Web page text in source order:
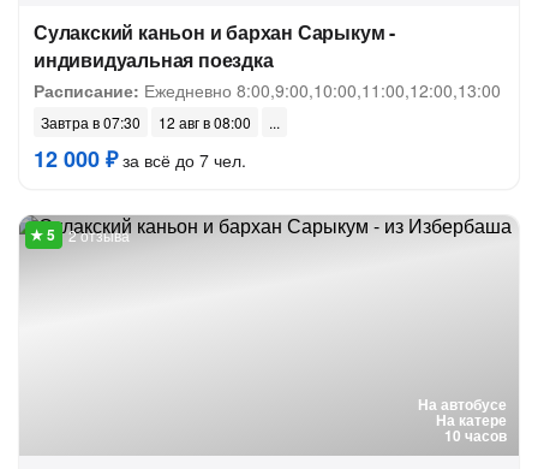
Сулакский каньон и бархан Сарыкум -
индивидуальная поездка
Расписание: Ежедневно 8:00,9:00,10:00,11:00,12:00,13:00
Завтра в 07:30 12 авг в 08:00
12 000 ₽за всё до 7 чел.
На автобусе
На катере
10 часов
2 отзыва